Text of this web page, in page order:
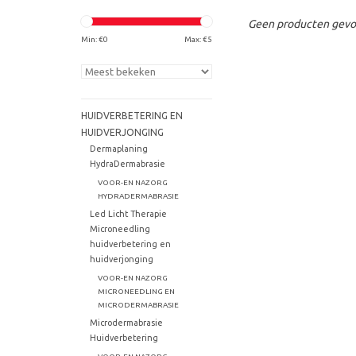
Min: €0 Max: €5
HUIDVERBETERING EN
HUIDVERJONGING
Dermaplaning
HydraDermabrasie
VOOR-EN NAZORG
HYDRADERMABRASIE
Led Licht Therapie
Microneedling
huidverbetering en
huidverjonging
VOOR-EN NAZORG
MICRONEEDLING EN
MICRODERMABRASIE
Microdermabrasie
Huidverbetering
Geen producten